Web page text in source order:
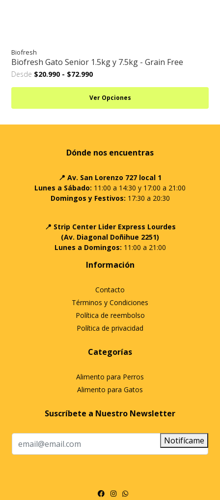
Biofresh
Biofresh Gato Senior 1.5kg y 7.5kg - Grain Free
Desde $20.990 - $72.990
Ver Opciones
Dónde nos encuentras
📍 Av. San Lorenzo 727 local 1
Lunes a Sábado: 11:00 a 14:30 y 17:00 a 21:00
Domingos y Festivos: 17:30 a 20:30
📍 Strip Center Lider Express Lourdes
(Av. Diagonal Doñihue 2251)
Lunes a Domingos: 11:00 a 21:00
Información
Contacto
Términos y Condiciones
Política de reembolso
Política de privacidad
Categorías
Alimento para Perros
Alimento para Gatos
Suscríbete a Nuestro Newsletter
Notifícame